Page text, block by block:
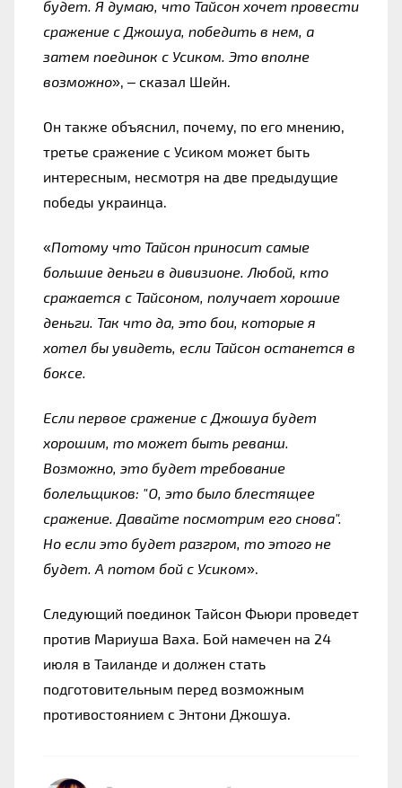
будет. Я думаю, что Тайсон хочет провести
сражение с Джошуа, победить в нем, а
затем поединок с Усиком. Это вполне
возможно», – сказал Шейн.
Он также объяснил, почему, по его мнению,
третье сражение с Усиком может быть
интересным, несмотря на две предыдущие
победы украинца.
«Потому что Тайсон приносит самые
большие деньги в дивизионе. Любой, кто
сражается с Тайсоном, получает хорошие
деньги. Так что да, это бои, которые я
хотел бы увидеть, если Тайсон останется в
боксе.
Если первое сражение с Джошуа будет
хорошим, то может быть реванш.
Возможно, это будет требование
болельщиков: "О, это было блестящее
сражение. Давайте посмотрим его снова".
Но если это будет разгром, то этого не
будет. А потом бой с Усиком».
Следующий поединок Тайсон Фьюри проведет
против Мариуша Ваха. Бой намечен на 24
июля в Таиланде и должен стать
подготовительным перед возможным
противостоянием с Энтони Джошуа.